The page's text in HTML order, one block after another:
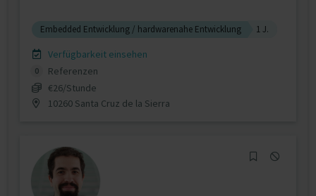
Embedded Entwicklung / hardwarenahe Entwicklung 1 J.
Verfügbarkeit einsehen
0
Referenzen
€26/Stunde
10260 Santa Cruz de la Sierra